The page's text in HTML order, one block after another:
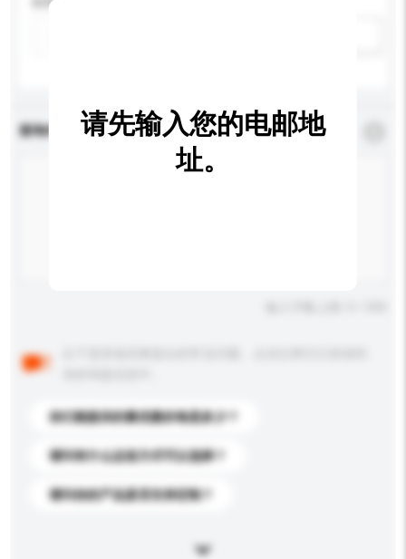
查询内容 *必须填写
你们能提供的最优惠价格是多少？
请问有什么运送方式可以选择？
请问你的产品是否支持定制？
请先输入您的电邮地
址。